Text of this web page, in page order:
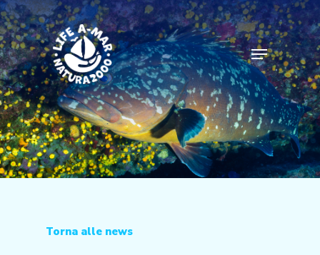
Skip
to
main
content
Menu
Torna alle news